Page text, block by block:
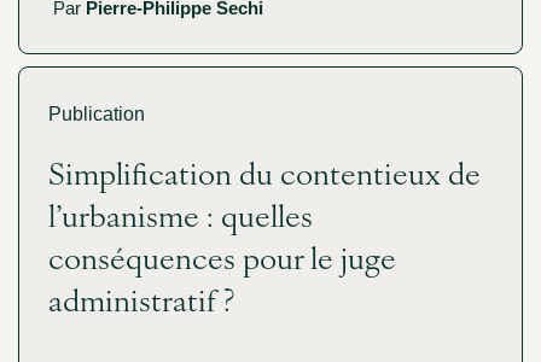
Par Pierre-Philippe Sechi
Publication
Simplification du contentieux de
l’urbanisme : quelles
conséquences pour le juge
administratif ?